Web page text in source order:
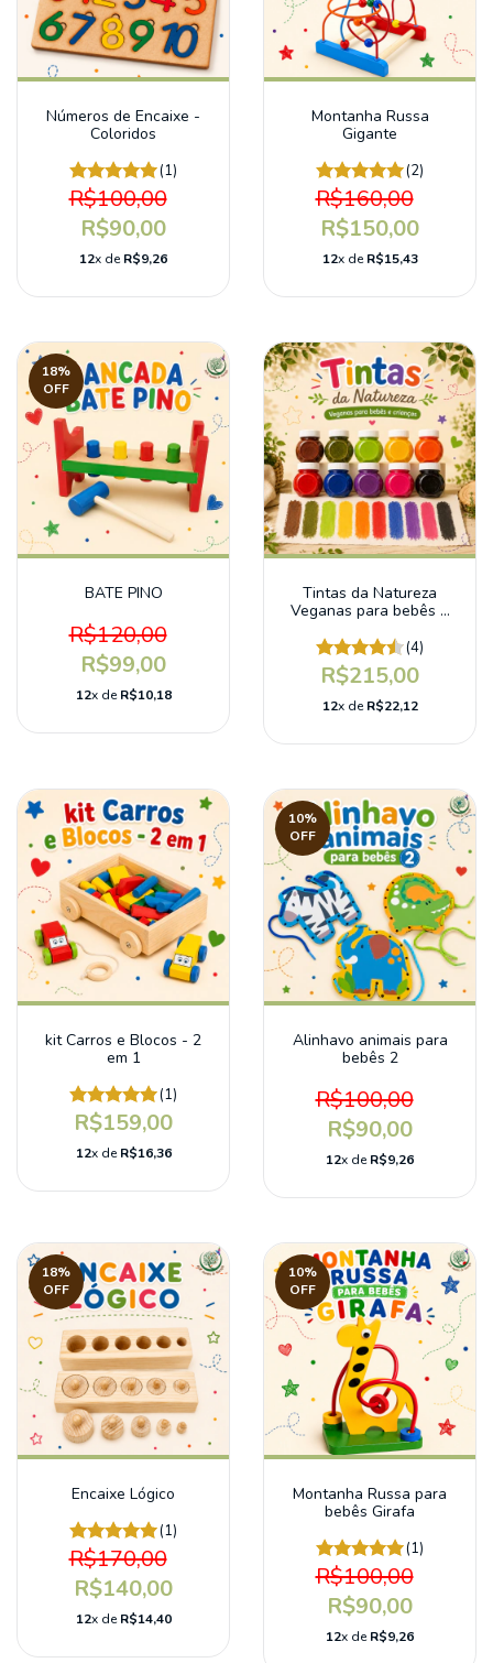
Números de Encaixe -
Coloridos
(1)
R$100,00
R$90,00
12x deR$9,26
Montanha Russa
Gigante
(2)
R$160,00
R$150,00
12x deR$15,43
18%
OFF
BATE PINO
R$120,00
R$99,00
12x deR$10,18
Tintas da Natureza
Veganas para bebês e
(4)
R$215,00
12x deR$22,12
kit Carros e Blocos - 2
em 1
(1)
R$159,00
12x deR$16,36
10%
OFF
Alinhavo animais para
bebês 2
R$100,00
R$90,00
12x deR$9,26
18%
OFF
Encaixe Lógico
(1)
R$170,00
R$140,00
12x deR$14,40
10%
OFF
Montanha Russa para
bebês Girafa
(1)
R$100,00
R$90,00
12x deR$9,26